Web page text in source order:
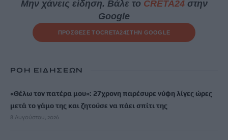
Μην χάνεις είδηση. Βάλε το CRETA24στην
Google
ΠΡΟΣΘΕΣΕ ΤΟCRETA24ΣΤΗΝ GOOGLE
ΡΟΗ ΕΙΔΗΣΕΩΝ
«Θέλω τον πατέρα μου»: 27χρονη παρέσυρε νύφη λίγες ώρες
μετά το γάμο της και ζητούσε να πάει σπίτι της
8 Αυγούστου, 2026